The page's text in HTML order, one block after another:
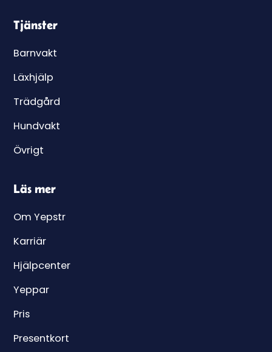
Tjänster
Barnvakt
Läxhjälp
Trädgård
Hundvakt
Övrigt
Läs mer
Om Yepstr
Karriär
Hjälpcenter
Yeppar
Pris
Presentkort